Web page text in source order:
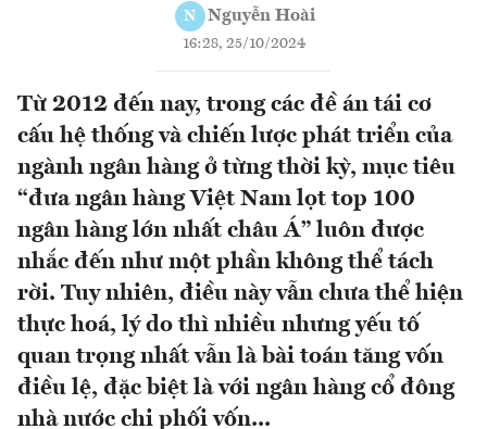
N Nguyễn Hoài
16:28, 25/10/2024
Từ 2012 đến nay, trong các đề án tái cơ
cấu hệ thống và chiến lược phát triển của
ngành ngân hàng ở từng thời kỳ, mục tiêu
“đưa ngân hàng Việt Nam lọt top 100
ngân hàng lớn nhất châu Á” luôn được
nhắc đến như một phần không thể tách
rời. Tuy nhiên, điều này vẫn chưa thể hiện
thực hoá, lý do thì nhiều nhưng yếu tố
quan trọng nhất vẫn là bài toán tăng vốn
điều lệ, đặc biệt là với ngân hàng cổ đông
nhà nước chi phối vốn...